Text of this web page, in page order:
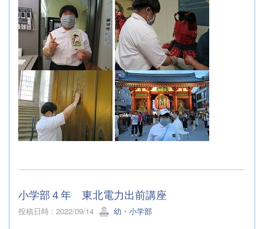
小学部４年 東北電力出前講座
投稿日時 : 2022/09/14 幼・小学部